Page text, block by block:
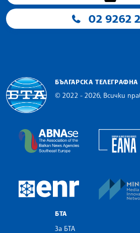
02 9262
БЪЛГАРСКА
© 2022 - 2026, Всички
The Assocoation
European
БТА
За БТА